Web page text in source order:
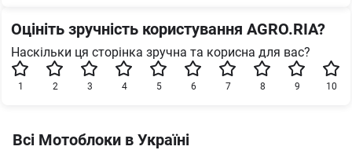
Оцініть зручність користування AGRO.RIA?
Наскільки ця сторінка зручна та корисна для вас?
10
9
8
7
6
5
4
3
2
1
Всі Мотоблоки в Україні